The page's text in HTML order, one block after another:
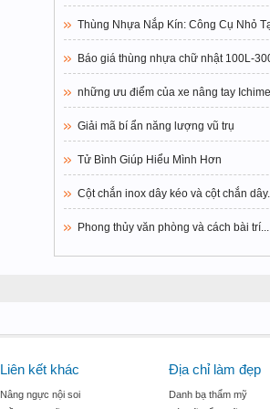
Thùng Nhựa Nắp Kín: Công Cụ Nhỏ
Báo giá thùng nhựa chữ nhật 100L-
những ưu điểm của xe nâng tay
Giải mã bí ẩn năng lượng vũ trụ
Tử Bình Giúp Hiểu Mình Hơn
Cột chắn inox dây kéo và cột chắn
Phong thủy văn phòng và cách bài trí...
Liên kết khác
Nâng ngực nội soi
Địa chỉ làm đẹp
Danh bạ thẩm mỹ